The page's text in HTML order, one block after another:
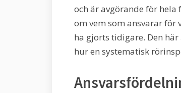
och är avgörande för
om vem som ansvarar för
ha gjorts tidigare. Den
hur en systematisk